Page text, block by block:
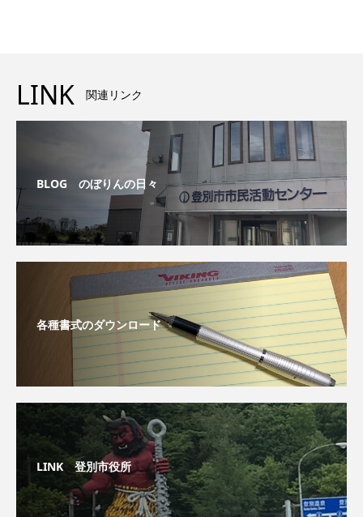
LINK 関連リンク
BLOG のぼりんの日々
各種書式のダウンロード
LINK 登別市役所